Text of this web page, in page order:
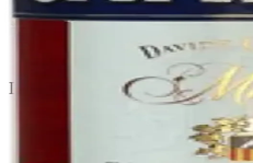
Política de privacidad
Política de devoluciones
Delivery · Miami
Delivery de licores en Miami
Alcohol a domicilio Miami